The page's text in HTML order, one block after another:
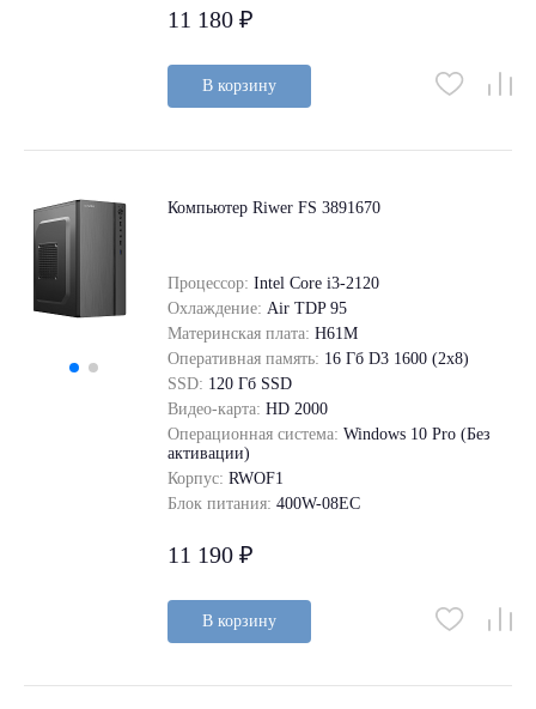
11 180 ₽
В корзину
Компьютер Riwer FS 3891670
Процессор: Intel Core i3-2120
Охлаждение: Air TDP 95
Материнская плата: H61M
Оперативная память: 16 Гб D3 1600 (2x8)
SSD: 120 Гб SSD
Видео-карта: HD 2000
Операционная система: Windows 10 Pro (Без
активации)
Корпус: RWOF1
Блок питания: 400W-08EC
11 190 ₽
В корзину